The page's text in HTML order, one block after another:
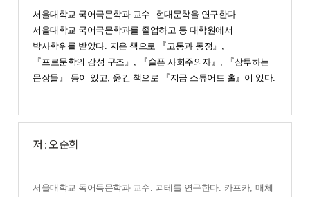
서울대학교 국어국문학과 교수 현대문학을 연구한다.
서울대학교 국어국문학과를 졸업하고 동 대학원에서
박사학위를 받았다. 지은 책으로 『 고통과 동정 』
『프로문학의 감성 구조 』 『슬픈 사회주의자』 『삼투하는
문장들 』 등이 있고 옮긴 책으로 『지금 스튜어트 홀 』 이 있다.
저 : 오순희
서울대학교 독어독문학과 교수 괴테를 연구한다. 카프카,매체